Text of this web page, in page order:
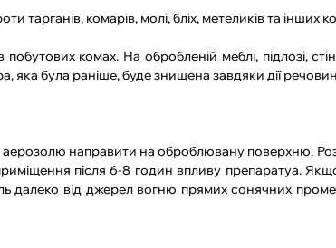
тарганів, комарів, молі, бліх, метеликів та інших
комах. На обробленій меблі, підлозі,
яка була раніше, буде знищена завдяки дії
направити на оброблювану поверхню.
після 6-8 годин впливу препаратуа.
далеко від джерел вогню прямих сонячних